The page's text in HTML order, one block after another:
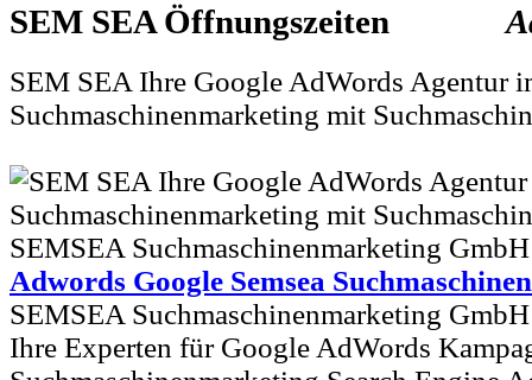
SEM SEA
SEM SEA Ihre Google AdWords Agentur
Suchmaschinenmarketing mit
Adwords Google Semsea
SEMSEA Suchmaschinenmarketing
Ihre Experten für Google AdWords